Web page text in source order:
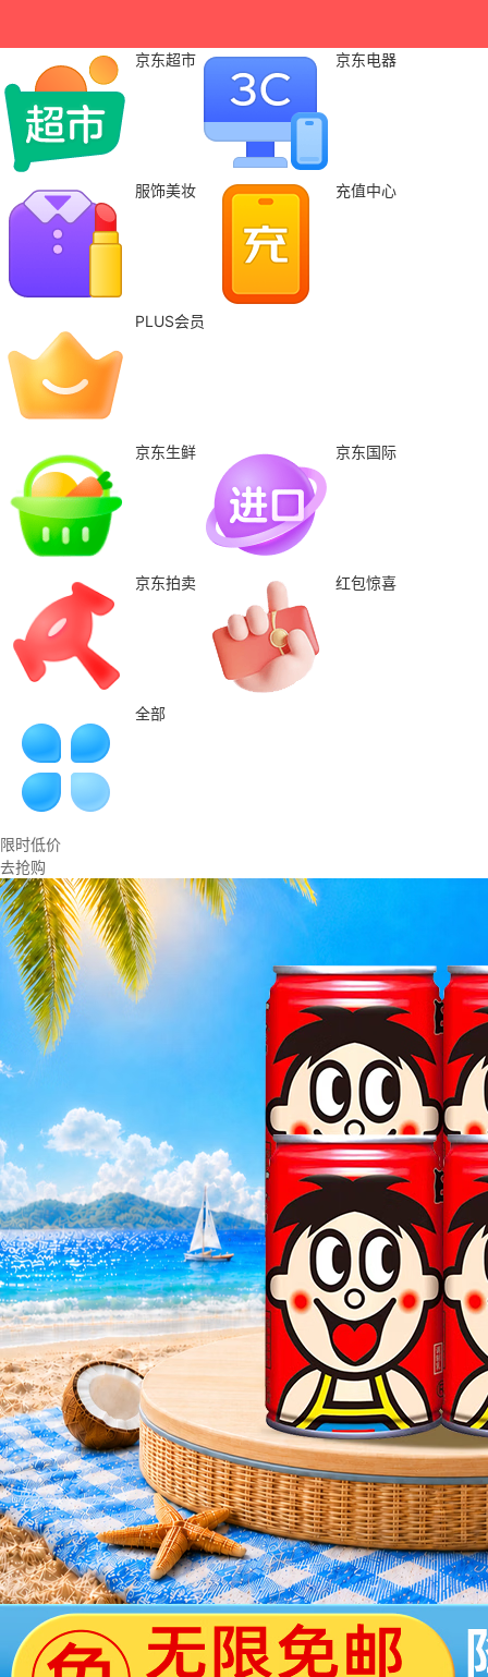
京东超市 京东电器
服饰美妆 充值中心
PLUS会员
京东生鲜 京东国际
京东拍卖 红包惊喜
全部
限时低价
去抢购